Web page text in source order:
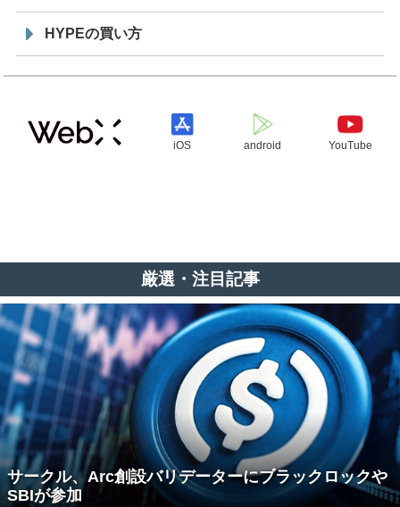
HYPEの買い方
iOS android YouTube
厳選・注目記事
サークル、Arc創設バリデーターにブラックロックや
SBIが参加